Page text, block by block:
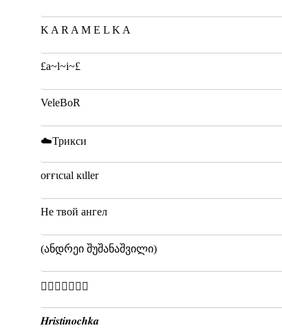
K A R A M E L K A
£a~l~i~£
VeleBoR
☁️Трикси
oғғιcιal ĸιller
Не твой ангел
(ანდრეი შუშანაშვილი)
𝔋𝔯𝔦𝔰𝔱𝔶𝔞
𝑯𝒓𝒊𝒔𝒕𝒊𝒏𝒐𝒄𝒉𝒌𝒂